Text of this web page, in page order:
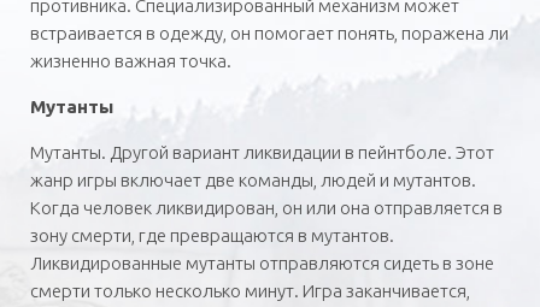
противника. Специализированный механизм может
встраивается в одежду, он помогает понять, поражена ли
жизненно важная точка.
Мутанты
Мутанты. Другой вариант ликвидации в пейнтболе. Этот
жанр игры включает две команды, людей и мутантов.
Когда человек ликвидирован, он или она отправляется в
зону смерти, где превращаются в мутантов.
Ликвидированные мутанты отправляются сидеть в зоне
смерти только несколько минут. Игра заканчивается,